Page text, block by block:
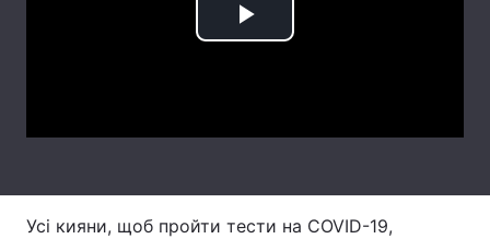
Статті
Послуги
Play
Усі кияни, щоб пройти тести на COVID-19,